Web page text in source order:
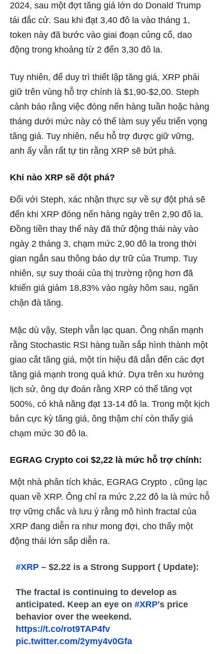
2024, sau một đợt tăng giá lớn do Donald Trump
tái đắc cử. Sau khi đạt 3,40 đô la vào tháng 1,
token này đã bước vào giai đoạn củng cố, dao
động trong khoảng từ 2 đến 3,30 đô la.
Tuy nhiên, để duy trì thiết lập tăng giá, XRP phải
giữ trên vùng hỗ trợ chính là $1,90-$2,00. Steph
cảnh báo rằng việc đóng nến hàng tuần hoặc hàng
tháng dưới mức này có thể làm suy yếu triển vọng
tăng giá. Tuy nhiên, nếu hỗ trợ được giữ vững,
anh ấy vẫn rất tự tin rằng XRP sẽ bứt phá.
Khi nào XRP sẽ đột phá?
Đối với Steph, xác nhận thực sự về sự đột phá sẽ
đến khi XRP đóng nến hàng ngày trên 2,90 đô la.
Đồng tiền thay thế này đã thử động thái này vào
ngày 2 tháng 3, chạm mức 2,90 đô la trong thời
gian ngắn sau thông báo dự trữ của Trump. Tuy
nhiên, sự suy thoái của thị trường rộng hơn đã
khiến giá giảm 18,83% vào ngày hôm sau, ngăn
chặn đà tăng.
Mặc dù vậy, Steph vẫn lạc quan. Ông nhấn mạnh
rằng Stochastic RSI hàng tuần sắp hình thành một
giao cắt tăng giá, một tín hiệu đã dẫn đến các đợt
tăng giá mạnh trong quá khứ. Dựa trên xu hướng
lịch sử, ông dự đoán rằng XRP có thể tăng vọt
500%, có khả năng đạt 13-14 đô la. Trong một kịch
bản cực kỳ tăng giá, ông thậm chí còn thấy giá
chạm mức 30 đô la.
EGRAG Crypto coi $2,22 là mức hỗ trợ chính:
Một nhà phân tích khác, EGRAG Crypto , cũng lạc
quan về XRP. Ông chỉ ra mức 2,22 đô la là mức hỗ
trợ vững chắc và lưu ý rằng mô hình fractal của
XRP đang diễn ra như mong đợi, cho thấy một
động thái lớn sắp diễn ra.
#XRP – $2.22 is a Strong Support ( Update):
The fractal is continuing to develop as
anticipated. Keep an eye on#XRP's price
behavior over the weekend.
https://t.co/rot9TAP4fv
pic.twitter.com/2ymy4v0Gfa